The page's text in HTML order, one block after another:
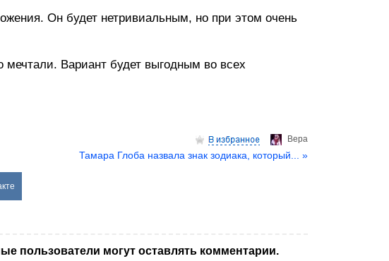
Он будет нетривиальным, но при этом очень
мечтали. Вариант будет выгодным во всех
Верa
Тамара Глоба назвала знак зодиака, который... »
пользователи могут оставлять комментарии.